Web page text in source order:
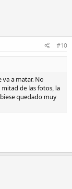
#10
va a matar. No
de las fotos, la
quedado muy